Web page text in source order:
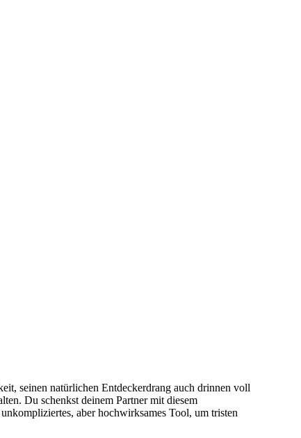
seinen natürlichen Entdeckerdrang auch drinnen voll
Du schenkst deinem Partner mit diesem
aber hochwirksames Tool, um tristen